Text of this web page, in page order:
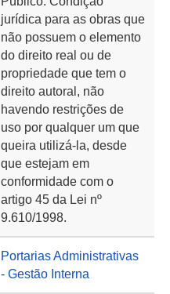
jurídica para as obras que
não possuem o elemento
do direito real ou de
propriedade que tem o
direito autoral, não
havendo restrições de
uso por qualquer um que
queira utilizá-la, desde
que estejam em
conformidade com o
artigo 45 da Lei nº
9.610/1998.
Portarias Administrativas
- Gestão Interna